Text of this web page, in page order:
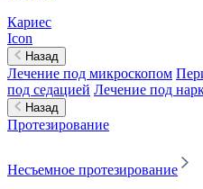
Кариес
Icon
Назад
Лечение под микроскопом
под седацией Лечение под
Назад
Протезирование
Несъемное протезирование